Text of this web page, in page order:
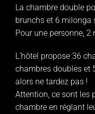
La chambre double
brunchs et 6 milonga
Pour une personne, 2
L’hôtel propose 36
chambres doubles et
alors ne tardez pas !
Attention, ce sont les
chambre en réglant